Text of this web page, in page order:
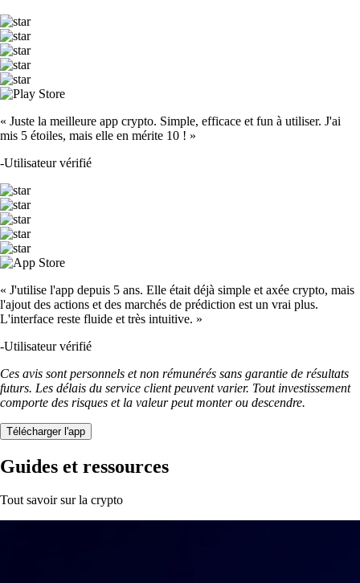
« Juste la meilleure app crypto. Simple, efficace et fun à utiliser. J'ai
mis 5 étoiles, mais elle en mérite 10 ! »
-Utilisateur vérifié
« J'utilise l'app depuis 5 ans. Elle était déjà simple et axée crypto, mais
l'ajout des actions et des marchés de prédiction est un vrai plus.
L'interface reste fluide et très intuitive. »
-Utilisateur vérifié
Ces avis sont personnels et non rémunérés sans garantie de résultats
futurs. Les délais du service client peuvent varier. Tout investissement
comporte des risques et la valeur peut monter ou descendre.
Télécharger l'app
Guides et ressources
Tout savoir sur la crypto